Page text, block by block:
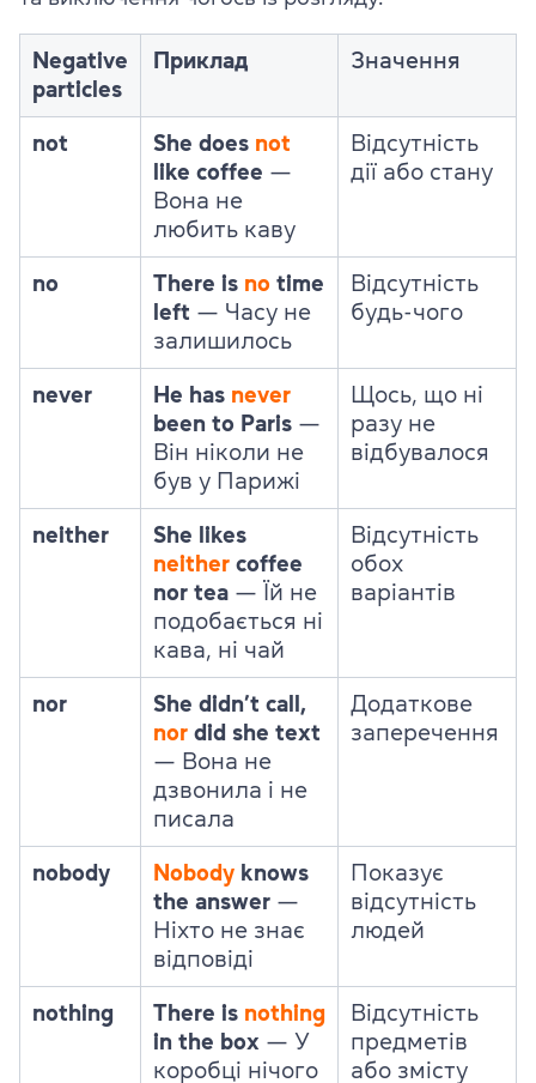
Negative
particles
Приклад Значення
not She does not
like coffee —
Вона не
любить каву
Відсутність
дії або стану
no There is no time
left — Часу не
залишилось
Відсутність
будь-чого
never He has never
been to Paris —
Він ніколи не
був у Парижі
Щось, що ні
разу не
відбувалося
neither
She likes
neither coffee
nor tea — Їй не
подобається ні
кава, ні чай
Відсутність
обох
варіантів
nor
She didn’t call,
nor did she text
— Вона не
дзвонила і не
писала
Додаткове
заперечення
nobody Nobody knows
the answer —
Ніхто не знає
відповіді
Показує
відсутність
людей
nothing There is nothing
in the box — У
коробці нічого
Відсутність
предметів
або змісту